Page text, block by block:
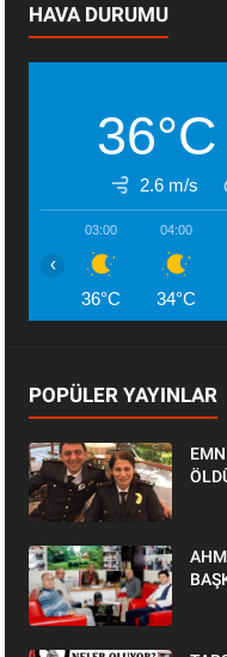
HAVA DURUMU
36°C
2.6 m/s
03:00
36°C
04:00
34°C
‹
POPÜLER YAYINLAR
AHMET